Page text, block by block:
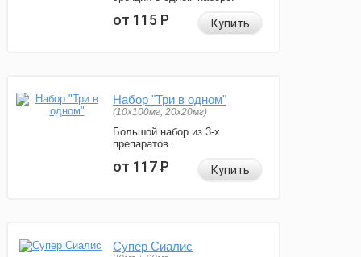
от 115Р Купить
Набор "Три в одном"
(10x100мг, 20x20мг)
Большой набор из 3-х
препаратов.
от 117Р Купить
Супер Сиалис